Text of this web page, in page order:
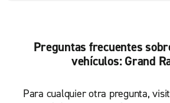
Preguntas frecuentes
vehículos: Grand
Para cualquier otra pregunta,